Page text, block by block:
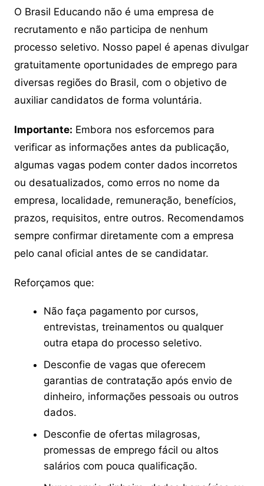
O Brasil Educando não é uma empresa de
recrutamento e não participa de nenhum
processo seletivo. Nosso papel é apenas divulgar
gratuitamente oportunidades de emprego para
diversas regiões do Brasil, com o objetivo de
auxiliar candidatos de forma voluntária.
Importante: Embora nos esforcemos para
verificar as informações antes da publicação,
algumas vagas podem conter dados incorretos
ou desatualizados, como erros no nome da
empresa, localidade, remuneração, benefícios,
prazos, requisitos, entre outros. Recomendamos
sempre confirmar diretamente com a empresa
pelo canal oficial antes de se candidatar.
Reforçamos que:
Não faça pagamento por cursos,
entrevistas, treinamentos ou qualquer
outra etapa do processo seletivo.
Desconfie de vagas que oferecem
garantias de contratação após envio de
dinheiro, informações pessoais ou outros
dados.
Desconfie de ofertas milagrosas,
promessas de emprego fácil ou altos
salários com pouca qualificação.